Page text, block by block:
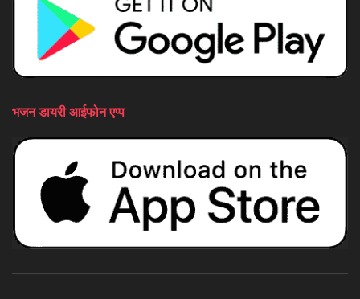
भजन डायरी आईफोन एप्प